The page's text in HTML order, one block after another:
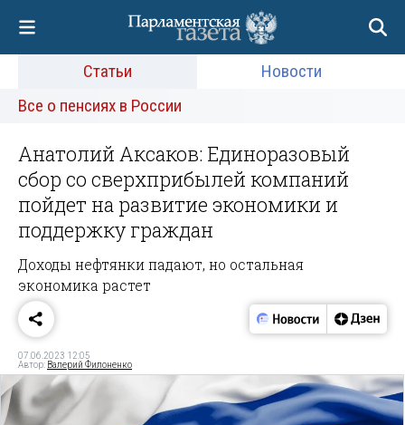
Статьи
Новости
Все о пенсиях в России
Анатолий Аксаков: Единоразовый
сбор со сверхприбылей компаний
пойдет на развитие экономики и
поддержку граждан
Доходы нефтянки падают, но остальная
экономика растет
07.06.2023 12:05
Автор: Валерий Филоненко